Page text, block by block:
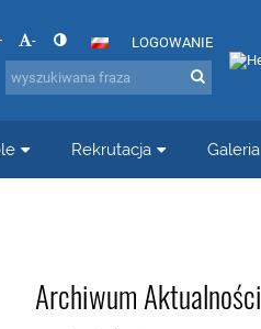
- LOGOWANIE
Rekrutacja Galeria
Archiwum Aktualności